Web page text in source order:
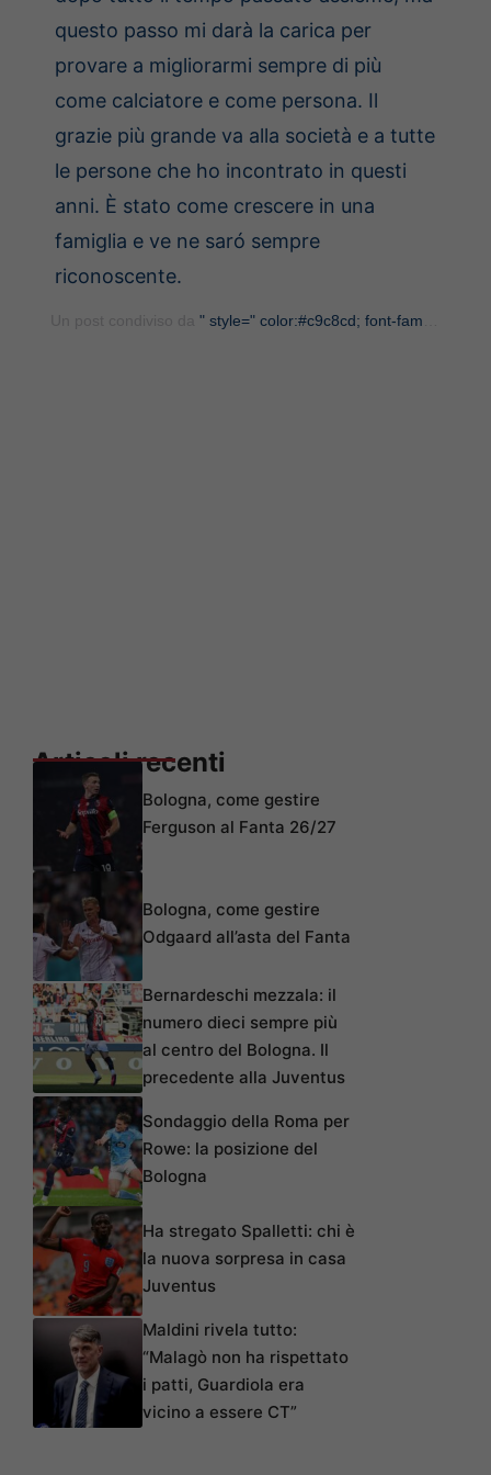
questo passo mi darà la carica per
provare a migliorarmi sempre di più
come calciatore e come persona. Il
grazie più grande va alla società e a tutte
le persone che ho incontrato in questi
anni. È stato come crescere in una
famiglia e ve ne saró sempre
riconoscente.
" style=" color:#c9c8cd; font-family:Arial,sans-serif; font-size:14px; font-style:normal; font-weight:normal; line-height:17px;" target="_blank"> Emanuel Vignato ️
Articoli recenti
Bologna, come gestire
Ferguson al Fanta 26/27
Bologna, come gestire
Odgaard all’asta del Fanta
Bernardeschi mezzala: il
numero dieci sempre più
al centro del Bologna. Il
precedente alla Juventus
Sondaggio della Roma per
Rowe: la posizione del
Bologna
Ha stregato Spalletti: chi è
la nuova sorpresa in casa
Juventus
Maldini rivela tutto:
“Malagò non ha rispettato
i patti, Guardiola era
vicino a essere CT”